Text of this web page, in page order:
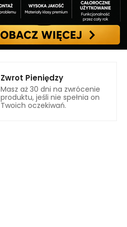
Zwrot Pieniędzy
Masz aż 30 dni na zwrócenie
produktu, jeśli nie spełnia on
Twoich oczekiwań.